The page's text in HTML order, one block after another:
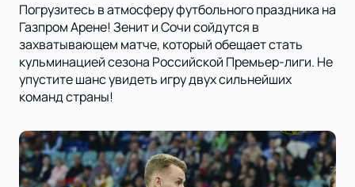
Погрузитесь в атмосферу футбольного праздника на
Газпром Арене! Зенит и Сочи сойдутся в
захватывающем матче, который обещает стать
кульминацией сезона Российской Премьер-лиги. Не
упустите шанс увидеть игру двух сильнейших
команд страны!